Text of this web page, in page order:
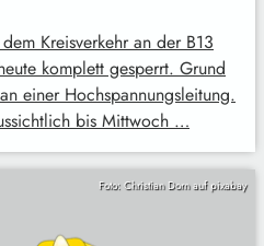
Kreisverkehr an der B13
komplett gesperrt. Grund
einer Hochspannungsleitung.
bis Mittwoch …
Foto: Christian Dorn auf pixabay